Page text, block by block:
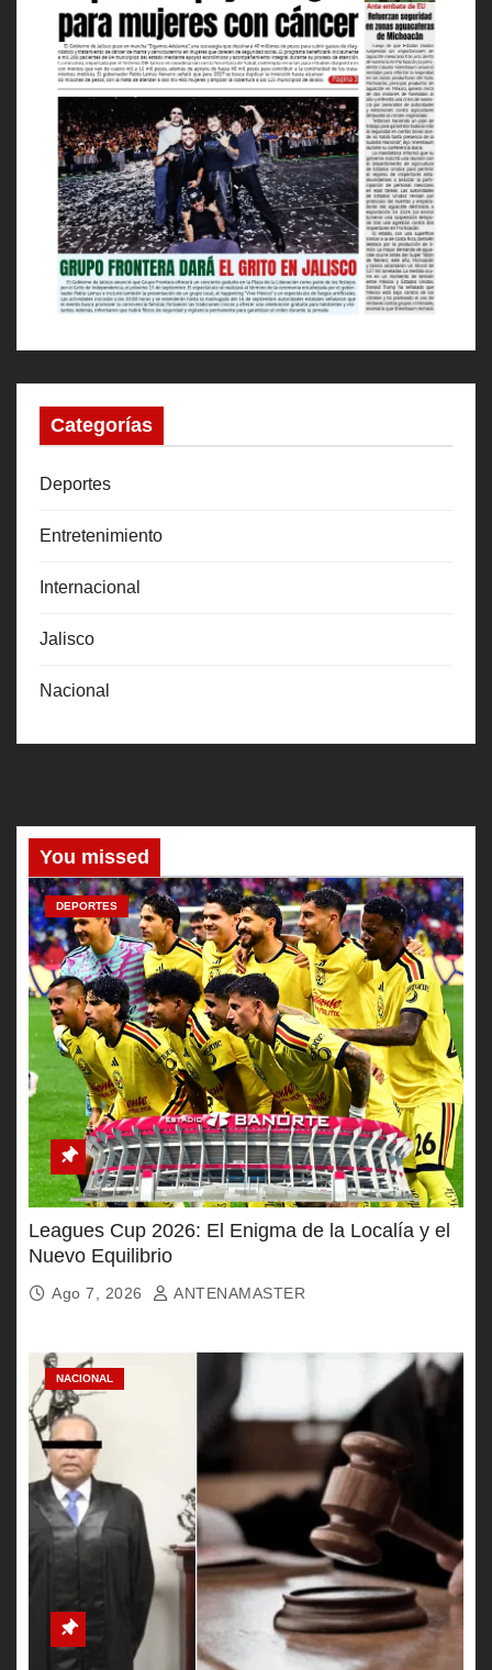
Categorías
Deportes
Entretenimiento
Internacional
Jalisco
Nacional
You missed
DEPORTES
Leagues Cup 2026: El Enigma de la Localía y el
Nuevo Equilibrio
Ago 7, 2026 ANTENAMASTER
NACIONAL